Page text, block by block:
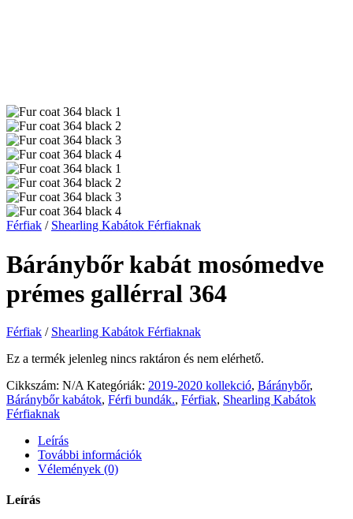
Férfiak / Shearling Kabátok Férfiaknak
Báránybőr kabát mosómedve
prémes gallérral 364
Férfiak / Shearling Kabátok Férfiaknak
Ez a termék jelenleg nincs raktáron és nem elérhető.
Cikkszám: N/A Kategóriák: 2019-2020 kollekció, Báránybőr,
Báránybőr kabátok, Férfi bundák., Férfiak, Shearling Kabátok
Férfiaknak
Leírás
További információk
Vélemények (0)
Leírás